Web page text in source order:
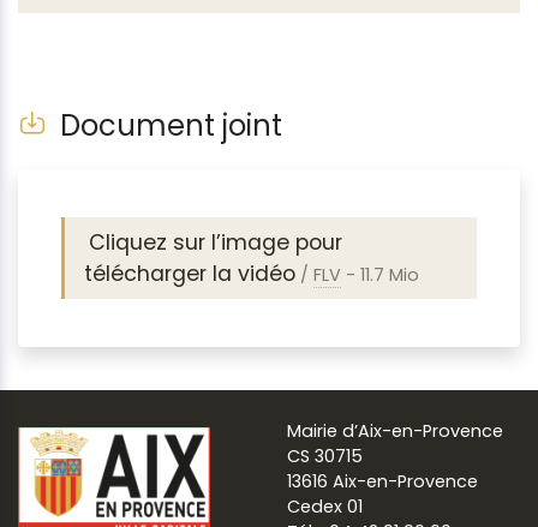
Document joint
Cliquez sur l’image pour
télécharger la vidéo / FLV - 11.7 Mio
Mairie d’Aix-en-Provence
CS 30715
13616 Aix-en-Provence
Cedex 01